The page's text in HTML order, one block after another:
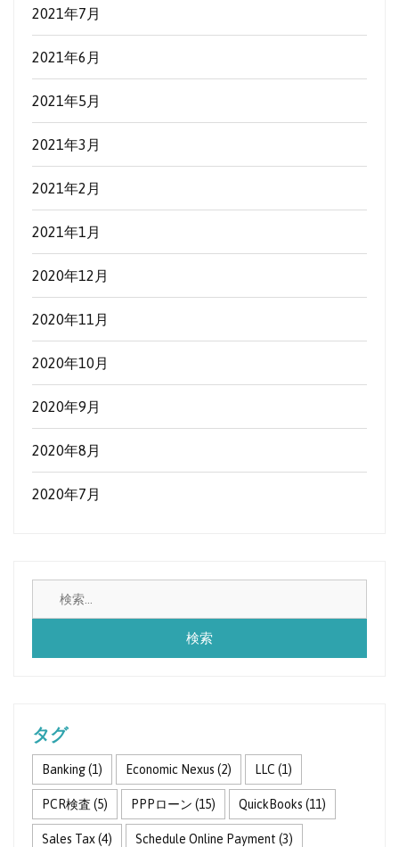
2021年7月
2021年6月
2021年5月
2021年3月
2021年2月
2021年1月
2020年12月
2020年11月
2020年10月
2020年9月
2020年8月
2020年7月
索:
タグ
Banking(1) Economic Nexus (2) LLC (1)
PCR検査 (5) PPPローン (15) QuickBooks (11)
Sales Tax(4) Schedule Online Payment (3)